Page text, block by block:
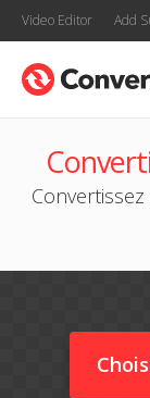
Video Editor Add